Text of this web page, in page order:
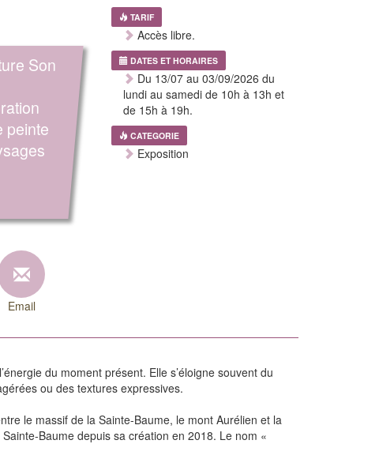
Son
peinte
TARIF
Accès libre.
DATES ET HORAIRES
Du 13/07 au 03/09/2026 du
lundi au samedi de 10h à 13h et
de 15h à 19h.
CATEGORIE
Exposition
Email
du moment présent. Elle s’éloigne souvent du
ou des textures expressives.
le massif de la Sainte-Baume, le mont Aurélien et la
Baume depuis sa création en 2018. Le nom «